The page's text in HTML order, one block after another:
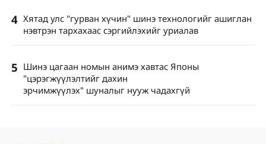
4 Хятад улс "гурван хүчин" шинэ технологийг ашиглан
нэвтрэн тархахаас сэргийлэхийг уриалав
5 Шинэ цагаан номын анимэ хавтас Японы
"цэрэгжүүлэлтийг дахин
эрчимжүүлэх" шуналыг нууж чадахгүй